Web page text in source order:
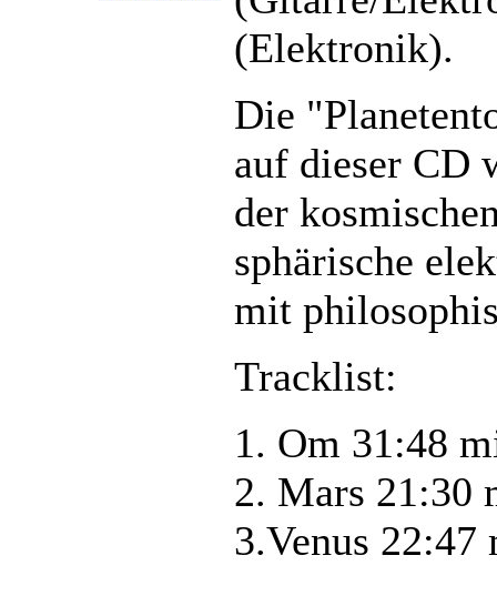
(Elektronik).
Die
auf dieser CD
der
sphärische
mit
Tracklist:
1. Om 31:48
2. Mars 21:30
3.Venus 22:47